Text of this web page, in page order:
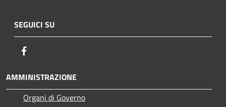
SEGUICI SU
AMMINISTRAZIONE
Organi di Governo